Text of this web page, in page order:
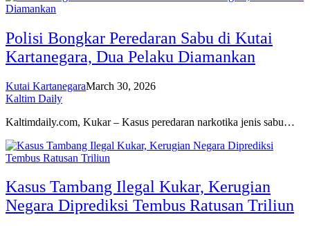
Polisi Bongkar Peredaran Sabu di Kutai
Kartanegara, Dua Pelaku Diamankan
Kutai KartanegaraMarch 30, 2026
Kaltim Daily
Kaltimdaily.com, Kukar – Kasus peredaran narkotika jenis sabu…
Kasus Tambang Ilegal Kukar, Kerugian
Negara Diprediksi Tembus Ratusan Triliun